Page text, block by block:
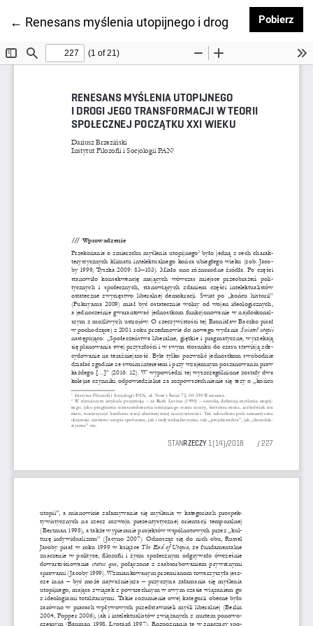
← Wróć do szczegółów artykułu
Renesans myślenia utopijnego i drogi jegoPobierz